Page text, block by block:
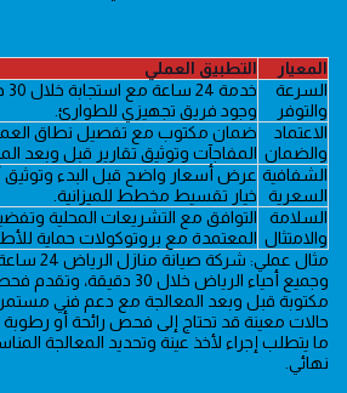
المعيار
التطبيق العملي
السرعة
والتوفر
وجود فريق تجهيزي للطوارئ.
الاعتماد
والضمان
ضمان مكتوب مع تفصيل نطاق
المفاجآت وتوثيق تقارير قبل وبعد
الشفافية
السعرية
عرض أسعار واضح قبل البدء
خيار تقسيط مخطط للميزانية.
السلامة
والامتثال
التوافق مع التشريعات المحلية
المعتمدة مع بروتوكولات حماية
مثال عملي:
وجميع أحياء الرياض خلال 30
مكتوبة قبل وبعد المعالجة مع دعم فني
حالات معينة قد تحتاج إلى فحص رائحة أو
ما يتطلب إجراء لأخذ عينة وتحديد المعالجة
نهائي.